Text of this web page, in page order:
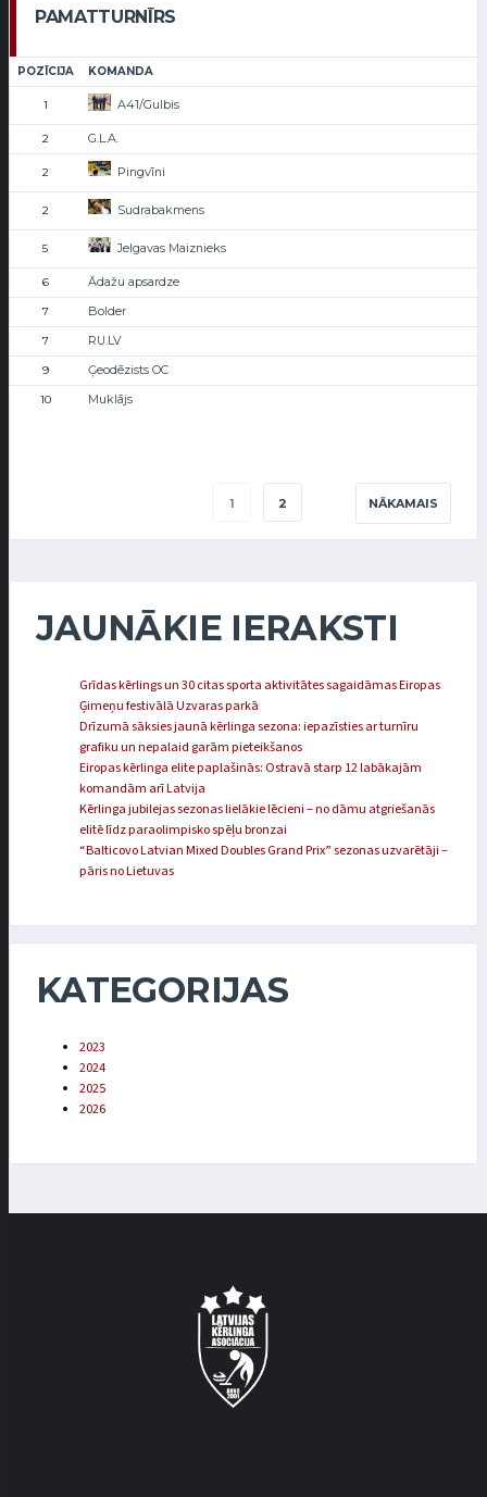
PAMATTURNĪRS
POZĪCIJA KOMANDA
1 A41/Gulbis
2 G.L.A.
2 Pingvīni
2 Sudrabakmens
5 Jelgavas Maiznieks
6 Ādažu apsardze
7 Bolder
7 RU.LV
9 Ģeodēzists OC
10 Muklājs
1 2 NĀKAMAIS
JAUNĀKIE IERAKSTI
Grīdas kērlings un 30 citas sporta aktivitātes sagaidāmas Eiropas
Ģimeņu festivālā Uzvaras parkā
Drīzumā sāksies jaunā kērlinga sezona: iepazīsties ar turnīru
grafiku un nepalaid garām pieteikšanos
Eiropas kērlinga elite paplašinās: Ostravā starp 12 labākajām
komandām arī Latvija
Kērlinga jubilejas sezonas lielākie lēcieni – no dāmu atgriešanās
elitē līdz paraolimpisko spēļu bronzai
“Balticovo Latvian Mixed Doubles Grand Prix” sezonas uzvarētāji –
pāris no Lietuvas
KATEGORIJAS
2023
2024
2025
2026